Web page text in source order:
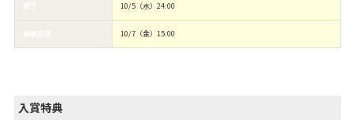
10/5（水）24:00
10/7（金）15:00
入賞特典